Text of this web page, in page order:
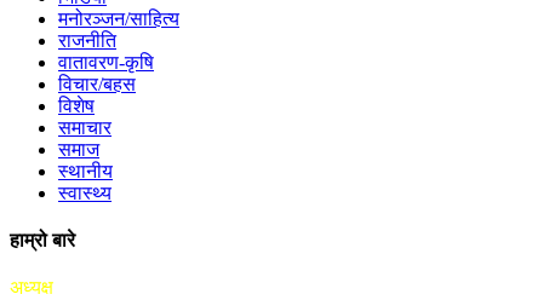
मनोरञ्जन/साहित्य
राजनीति
वातावरण-कृषि
विचार/बहस
विशेष
समाचार
समाज
स्थानीय
स्वास्थ्य
हाम्रो बारे
अध्यक्ष